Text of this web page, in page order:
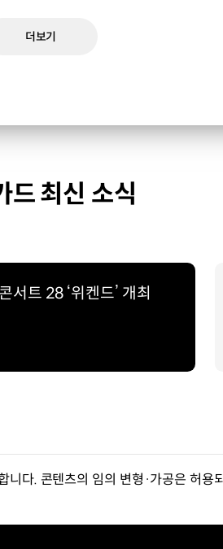
더보기
드 최신 소식
서트 28 ‘위켄드’ 개최
다. 콘텐츠의 임의 변형·가공은 허